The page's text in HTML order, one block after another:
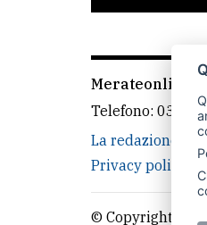
Merateonline
Telefono: 039
La redazione
Privacy policy
© Copyright